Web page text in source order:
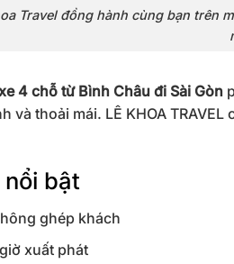
Travel đồng hành cùng bạn trên
4 chỗ từ Bình Châu đi Sài Gòn
và thoải mái. LÊ KHOA
nổi bật
ghép khách
xuất phát